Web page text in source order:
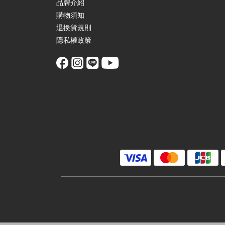
品牌介紹
購物須知
退換貨規則
隱私權政策